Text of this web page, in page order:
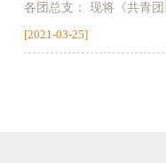
各团总支： 现将《共青
[2021-03-25]